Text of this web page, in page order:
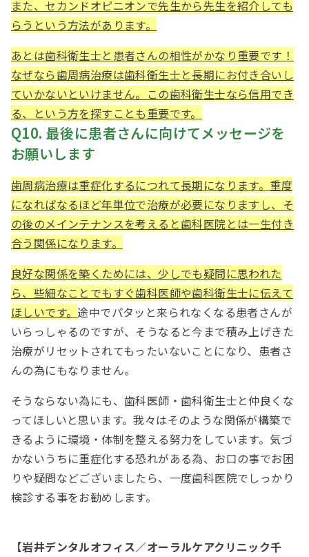
また、セカンドオピニオンで先生から先生を紹介しても
らうという方法があります。
あとは歯科衛生士と患者さんの相性がかなり重要です！
なぜなら歯周病治療は歯科衛生士と長期にお付き合いし
ていかないといけません。この歯科衛生士なら信用でき
る、という方を探すことも重要です。
Q10. 最後に患者さんに向けてメッセージを
お願いします
歯周病治療は重症化するにつれて長期になります。重度
になればなるほど年単位で治療が必要になりますし、そ
の後のメインテナンスを考えると歯科医院とは一生付き
合う関係になります。
良好な関係を築くためには、少しでも疑問に思われた
ら、些細なことでもすぐ歯科医師や歯科衛生士に伝えて
ほしいです。途中でパタッと来られなくなる患者さんが
いらっしゃるのですが、そうなると今まで積み上げきた
治療がリセットされてもったいないことになり、患者さ
んの為にもなりません。
そうならない為にも、歯科医師・歯科衛生士と仲良くな
ってほしいと思います。我々はそのような関係が構築で
きるように環境・体制を整える努力をしています。気づ
かないうちに重症化する恐れがある為、お口の事でお困
りや疑問などございましたら、一度歯科医院でしっかり
検診する事をお勧めします。
【岩井デンタルオフィス／オーラルケアクリニック千